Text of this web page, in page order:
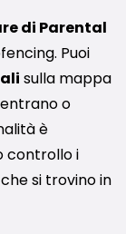
di Parental
Puoi
sulla mappa
o
è
controllo i
si trovino in